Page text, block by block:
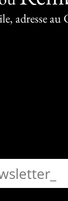
adresse au